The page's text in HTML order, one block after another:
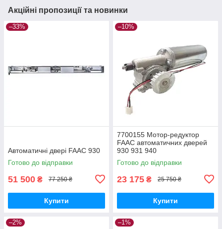
Акційні пропозиції та новинки
–33%
Автоматичні двері FAAC 930
Готово до відправки
51 500 ₴ 77 250 ₴
Купити
–10%
7700155 Мотор-редуктор
FAAC автоматичних дверей
930 931 940
Готово до відправки
23 175 ₴ 25 750 ₴
Купити
–2% –1%